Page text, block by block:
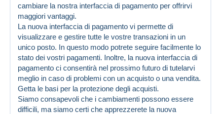
cambiare la nostra interfaccia di pagamento per offrirvi
maggiori vantaggi.
La nuova interfaccia di pagamento vi permette di
visualizzare e gestire tutte le vostre transazioni in un
unico posto. In questo modo potrete seguire facilmente lo
stato dei vostri pagamenti. Inoltre, la nuova interfaccia di
pagamento ci consentirà nel prossimo futuro di tutelarvi
meglio in caso di problemi con un acquisto o una vendita.
Getta le basi per la protezione degli acquisti.
Siamo consapevoli che i cambiamenti possono essere
difficili, ma siamo certi che apprezzerete la nuova